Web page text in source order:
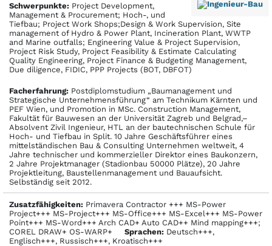
Schwerpunkte: Project Development,
Management & Procurement; Hoch-, und
Tiefbau; Project Work Shops;Design & Work Supervision, Site
management of Hydro & Power Plant, Incineration Plant, WWTP
and Marine outfalls; Engineering Value & Project Supervision,
Project Risk Study, Project Feasibility & Estimate Calculating
Quality Engineering, Project Finance & Budgeting Management,
Due diligence, FIDIC, PPP Projects (BOT, DBFOT)
Facher­fahrung: Postdiplomstudium „Baumanagement und
Strategische Unternehmensführung“ am Technikum Kärnten und
PEF Wien, und Promotion in MSc. Construction Management,
Fakultät für Bauwesen an der Universität Zagreb und Belgrad,–
Absolvent Zivil Ingenieur, HTL an der bautechnischen Schule für
Hoch- und Tiefbau in Split. 10 Jahre Geschäftsführer eines
mittelständischen Bau & Consulting Unternehmen weltweit, 4
Jahre technischer und kommerzieller Direktor eines Baukonzern,
2 Jahre Projektmanager (Stadionbau 50000 Plätze), 20 Jahre
Projektleitung, Baustellenmanagement und Bauaufsicht.
Selbständig seit 2012.
Zusatzfähigkeiten: Primavera Contractor +++ MS-Power
Project+++ MS-Project+++ MS-Office+++ MS-Excel+++ MS-Power
Point+++ MS-Word+++ Arch CAD+ Auto CAD++ Mind mapping+++;
COREL DRAW+ OS-WARP+ Sprachen: Deutsch+++,
Englisch+++, Russisch+++, Kroatisch+++